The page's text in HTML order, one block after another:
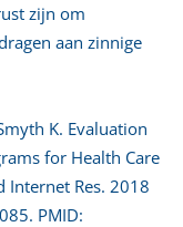
zijn om
aan zinnige
K. Evaluation
for Health Care
Internet Res. 2018
PMID: